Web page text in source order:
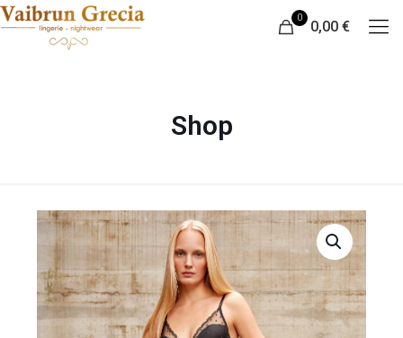
0
0,00 €
Shop